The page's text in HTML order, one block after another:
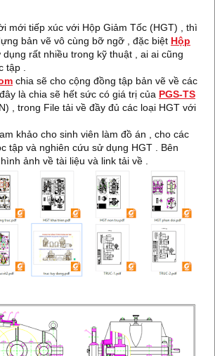
mới tiếp xúc với Hộp Giảm Tốc (HGT) , thì
bản vẽ vô cùng bỡ ngỡ , đặc biệt Hộp
rất nhiều trong kỹ thuật , ai ai cũng
.
chia sẽ cho cộng đồng tập bản vẽ về các
là chia sẽ hết sức có giá trị của PGS-TS
, trong File tải về đầy đủ các loại HGT với
khảo cho sinh viên làm đồ án , cho các
tập và nghiên cứu sử dụng HGT . Bên
ảnh về tài liệu và link tải về .